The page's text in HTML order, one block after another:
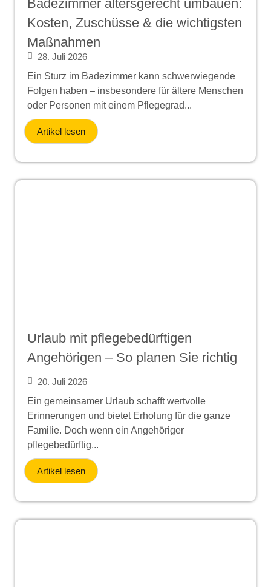
Badezimmer altersgerecht umbauen:
Kosten, Zuschüsse & die wichtigsten
Maßnahmen
28. Juli 2026
Ein Sturz im Badezimmer kann schwerwiegende
Folgen haben – insbesondere für ältere Menschen
oder Personen mit einem Pflegegrad...
Artikel lesen
Urlaub mit pflegebedürftigen
Angehörigen – So planen Sie richtig
20. Juli 2026
Ein gemeinsamer Urlaub schafft wertvolle
Erinnerungen und bietet Erholung für die ganze
Familie. Doch wenn ein Angehöriger
pflegebedürftig...
Artikel lesen